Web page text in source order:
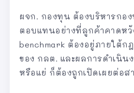
ผจก. กองทุน ต้องบริหารกอ
ตอบแทนอย่างที่ลูกค้าคาดหวั
benchmark ต้องอยู่ภายใต้ก
ของ กลต. และผลการดำเนินง
หรือแย่ ก็ต้องถูกเปิดเผยต่อส